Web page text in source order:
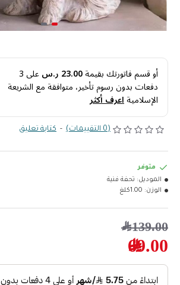
أو قسم فاتورتك بقيمة23.00 ر.س على3
دفعات بدون رسوم تأخير، متوافقة مع الشريعة
الإسلاميةاعرف أكثر
(0 التقييمات) - كتابة تعليق
69.00﷼
139.00﷼
متوفر
الموديل: تحفة فنية
الوزن: 1.00كلغ